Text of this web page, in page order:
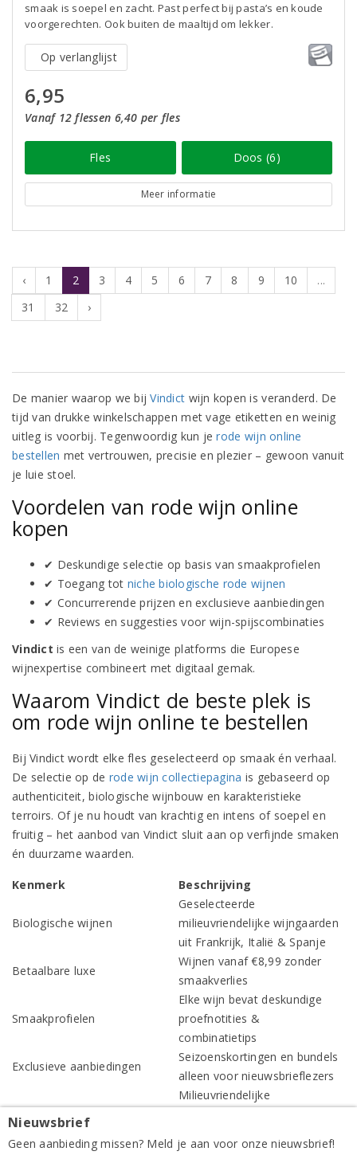
smaak is soepel en zacht. Past perfect bij pasta’s en koude
voorgerechten. Ook buiten de maaltijd om lekker.
Op verlanglijst
6,95
Vanaf 12 flessen 6,40 per fles
Fles Doos (6)
Meer informatie
‹ 1 2 3 4 5 6 7 8 9 10
...
31
32 ›
De manier waarop we bijVindict wijn kopen is veranderd. De
tijd van drukke winkelschappen met vage etiketten en weinig
uitleg is voorbij. Tegenwoordig kun jerode wijn online
bestellen met vertrouwen, precisie en plezier – gewoon vanuit
je luie stoel.
Voordelen van rode wijn online
kopen
✔ Deskundige selectie op basis van smaakprofielen
✔ Toegang tot niche biologische rode wijnen
✔ Concurrerende prijzen en exclusieve aanbiedingen
✔ Reviews en suggesties voor wijn-spijscombinaties
Vindict is een van de weinige platforms die Europese
wijnexpertise combineert met digitaal gemak.
Waarom Vindict de beste plek is
om rode wijn online te bestellen
Bij Vindict wordt elke fles geselecteerd op smaak én verhaal.
De selectie op de rode wijn collectiepagina is gebaseerd op
authenticiteit, biologische wijnbouw en karakteristieke
terroirs. Of je nu houdt van krachtig en intens of soepel en
fruitig – het aanbod van Vindict sluit aan op verfijnde smaken
én duurzame waarden.
Kenmerk Beschrijving
Biologische wijnen
Geselecteerde
milieuvriendelijke wijngaarden
uit Frankrijk, Italië & Spanje
Betaalbare luxe
Wijnen vanaf €8,99 zonder
smaakverlies
Smaakprofielen
Elke wijn bevat deskundige
proefnotities &
combinatietips
Exclusieve aanbiedingen
Seizoenskortingen en bundels
alleen voor nieuwsbrieflezers
Duurzame verzending
Milieuvriendelijke
Nieuwsbrief
Geen aanbieding missen? Meld je aan voor onze nieuwsbrief!